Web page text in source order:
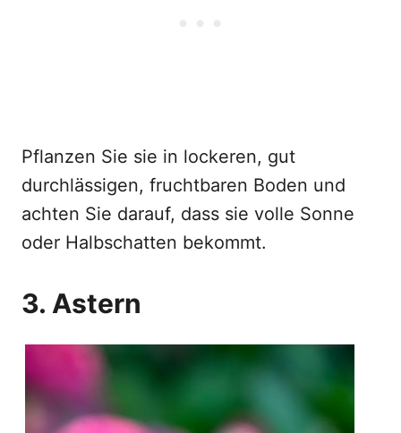
Pflanzen Sie sie in lockeren, gut
durchlässigen, fruchtbaren Boden und
achten Sie darauf, dass sie volle Sonne
oder Halbschatten bekommt.
3. Astern